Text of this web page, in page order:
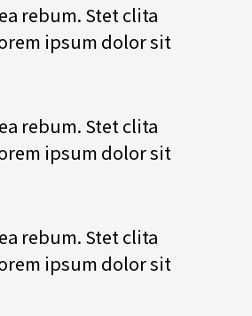
rebum. Stet clita
ipsum dolor sit
rebum. Stet clita
ipsum dolor sit
rebum. Stet clita
ipsum dolor sit